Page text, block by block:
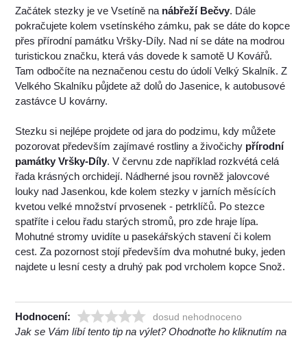
Začátek stezky je ve Vsetíně na nábřeží Bečvy. Dále
pokračujete kolem vsetínského zámku, pak se dáte do kopce
přes přírodní památku Vršky-Díly. Nad ní se dáte na modrou
turistickou značku, která vás dovede k samotě U Kovářů.
Tam odbočíte na neznačenou cestu do údolí Velký Skalník. Z
Velkého Skalníku půjdete až dolů do Jasenice, k autobusové
zastávce U kovárny.
Stezku si nejlépe projdete od jara do podzimu, kdy můžete
pozorovat především zajímavé rostliny a živočichy přírodní
památky Vršky-Díly. V červnu zde například rozkvétá celá
řada krásných orchidejí. Nádherné jsou rovněž jalovcové
louky nad Jasenkou, kde kolem stezky v jarních měsících
kvetou velké množství prvosenek - petrklíčů. Po stezce
spatříte i celou řadu starých stromů, pro zde hraje lípa.
Mohutné stromy uvidíte u pasekářských stavení či kolem
cest. Za pozornost stojí především dva mohutné buky, jeden
najdete u lesní cesty a druhý pak pod vrcholem kopce Snož.
Hodnocení: dosud nehodnoceno
Jak se Vám líbí tento tip na výlet? Ohodnoťte ho kliknutím na